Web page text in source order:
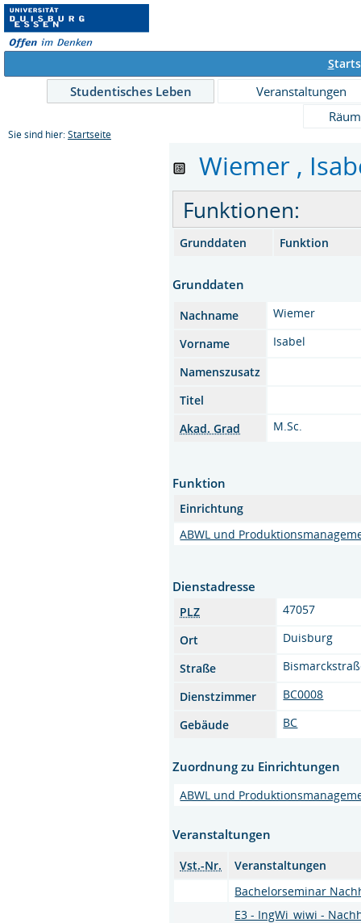
S
Studentisches Leben
Veranstaltungen
Sie sind hier: Startseite
Wiemer ,
Funktionen:
Grunddaten Funktion
Grunddaten
Nachname
Wiemer
Vorname
Isabel
Namenszusatz
Titel
Akad. Grad
M.Sc.
Funktion
Einrichtung
ABWL und
Dienstadresse
PLZ
47057
Ort
Duisburg
Straße
Dienstzimmer
BC0008
Gebäude
BC
Zuordnung zu Einrichtungen
ABWL und
Veranstaltungen
Vst.-Nr.
Veranstaltungen
Bachelorseminar
E3 - IngWi_wiwi -